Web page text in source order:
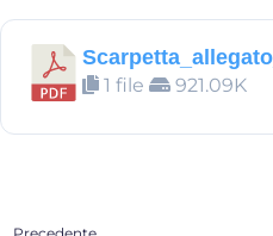
1 file 921.09K